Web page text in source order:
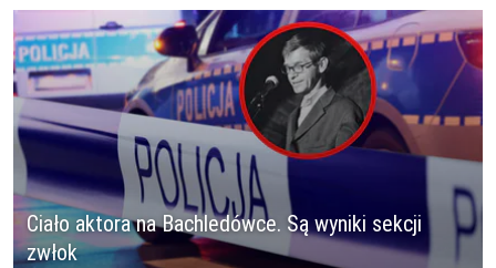
Ciało aktora na Bachledówce. Są wyniki sekcji
zwłok